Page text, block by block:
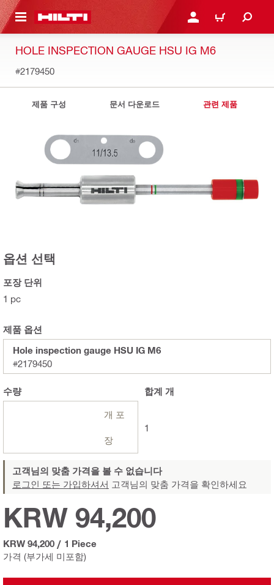
으로 건너뛰기 로그인 또는 회원가입
장바구니
HOLE INSPECTION GAUGE HSU IG M6
#2179450
제품 구성 문서 다운로드 관련 제품
옵션 선택
포장 단위
1 pc
제품 옵션
Hole inspection gauge HSU IG M6
#2179450
수량
개 포
장
합계 개
1
고객님의 맞춤 가격을 볼 수 없습니다
로그인 또는 가입하셔서 고객님의 맞춤 가격을 확인하세요
가격 (부가세 미포함)
KRW 94,200
KRW 94,200 / 1 Piece